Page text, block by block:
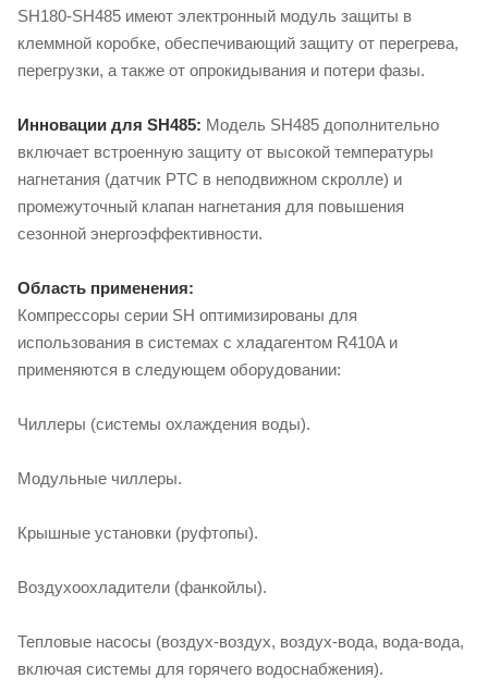
SH180-SH485 имеют электронный модуль защиты в
клеммной коробке, обеспечивающий защиту от перегрева,
перегрузки, а также от опрокидывания и потери фазы.
Инновации для SH485: Модель SH485 дополнительно
включает встроенную защиту от высокой температуры
нагнетания (датчик PTC в неподвижном скролле) и
промежуточный клапан нагнетания для повышения
сезонной энергоэффективности.
Область применения:
Компрессоры серии SH оптимизированы для
использования в системах с хладагентом R410A и
применяются в следующем оборудовании:
Чиллеры (системы охлаждения воды).
Модульные чиллеры.
Крышные установки (руфтопы).
Воздухоохладители (фанкойлы).
Тепловые насосы (воздух-воздух, воздух-вода, вода-вода,
включая системы для горячего водоснабжения).